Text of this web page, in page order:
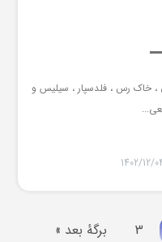
، خاک رس ، فلدسپار ، سیلیس و
1402/12/
3 برگهٔ بعد »